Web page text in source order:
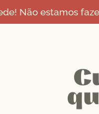
Não estamos